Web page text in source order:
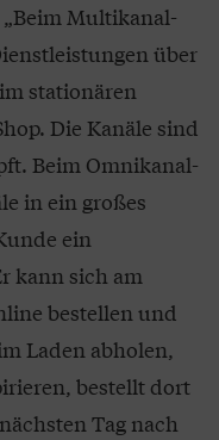
Multikanal-
über
stationären
Die Kanäle sind
Beim Omnikanal-
in ein großes
ein
kann sich am
bestellen und
Laden abholen,
bestellt dort
Tag nach